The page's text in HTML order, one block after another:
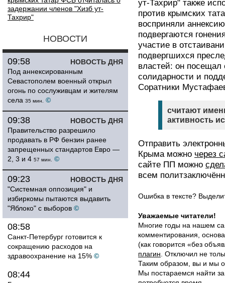
задержании членов "Хизб ут-
Тахрир"
НОВОСТИ
НОВОСТЬ ДНЯ
09:58
Под аннексированным
Севастополем военный открыл
огонь по сослуживцам и жителям
села 35 мин. ©
НОВОСТЬ ДНЯ
09:38
Правительство разрешило
продавать в РФ бензин ранее
запрещенных стандартов Евро —
2, 3 и 4 57 мин. ©
НОВОСТЬ ДНЯ
09:23
"Системная оппозиция" и
избиркомы пытаются выдавить
"Яблоко" с выборов ©
08:58
Санкт-Петербург готовится к
сокращению расходов на
здравоохранение на 15% ©
08:44
ут-Тахрир" также
против крымских
восприняли
подвергаются
участие в
подвергшихся
властей: он посещал
солидарности и
Соратники
считают
активность
Отправить
Крыма можно через
сайте ПП можно
всем
Ошибка в тексте?
Уважаемые читатели!
Многие годы на нашем
комментирования,
(как говорится «без
плагин . Отключил не
Таким образом, вы и мы
Мы постараемся найти